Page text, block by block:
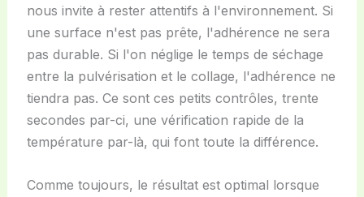
nous invite à rester attentifs à l'environnement. Si
une surface n'est pas prête, l'adhérence ne sera
pas durable. Si l'on néglige le temps de séchage
entre la pulvérisation et le collage, l'adhérence ne
tiendra pas. Ce sont ces petits contrôles, trente
secondes par-ci, une vérification rapide de la
température par-là, qui font toute la différence.
Comme toujours, le résultat est optimal lorsque